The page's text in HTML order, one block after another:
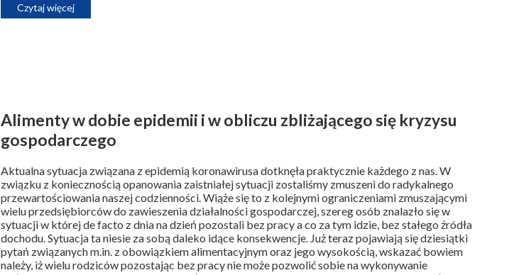
Czytaj więcej
Alimenty w dobie epidemii i w obliczu zbliżającego się kryzysu
gospodarczego
Aktualna sytuacja związana z epidemią koronawirusa dotknęła praktycznie każdego z nas. W
związku z koniecznością opanowania zaistniałej sytuacji zostaliśmy zmuszeni do radykalnego
przewartościowania naszej codzienności. Wiąże się to z kolejnymi ograniczeniami zmuszającymi
wielu przedsiębiorców do zawieszenia działalności gospodarczej, szereg osób znalazło się w
sytuacji w której de facto z dnia na dzień pozostali bez pracy a co za tym idzie, bez stałego źródła
dochodu. Sytuacja ta niesie za sobą daleko idące konsekwencje. Już teraz pojawiają się dziesiątki
pytań związanych m.in. z obowiązkiem alimentacyjnym oraz jego wysokością, wskazać bowiem
należy, iż wielu rodziców pozostając bez pracy nie może pozwolić sobie na wykonywanie